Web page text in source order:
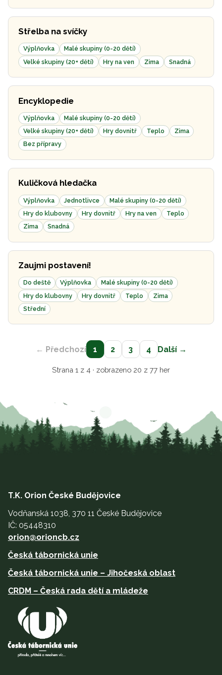
Střelba na svíčky
Výplňovka
Malé skupiny (0-20 dětí)
Velké skupiny (20+ dětí)
Hry na ven Zima Snadná
Encyklopedie
Výplňovka
Malé skupiny (0-20 dětí)
Velké skupiny (20+ dětí)
Hry dovnitř Teplo
Zima
Bez přípravy
Kuličková hledačka
Výplňovka Jednotlivce
Malé skupiny (0-20 dětí)
Hry do klubovny
Hry dovnitř Hry na ven
Teplo
Zima
Snadná
Zaujmi postavení!
Do deště Výplňovka
Malé skupiny (0-20 dětí)
Hry do klubovny
Hry dovnitř Teplo
Zima
Střední
← Předchozí 1 2 3 4 Další →
Strana 1 z 4 · zobrazeno 20 z 77 her
T.K. Orion České Budějovice
Vodňanská 1038, 370 11 České Budějovice
IČ: 05448310
orion@orioncb.cz
Česká tábornická unie
Česká tábornická unie – Jihočeská oblast
CRDM – Česká rada dětí a mládeže